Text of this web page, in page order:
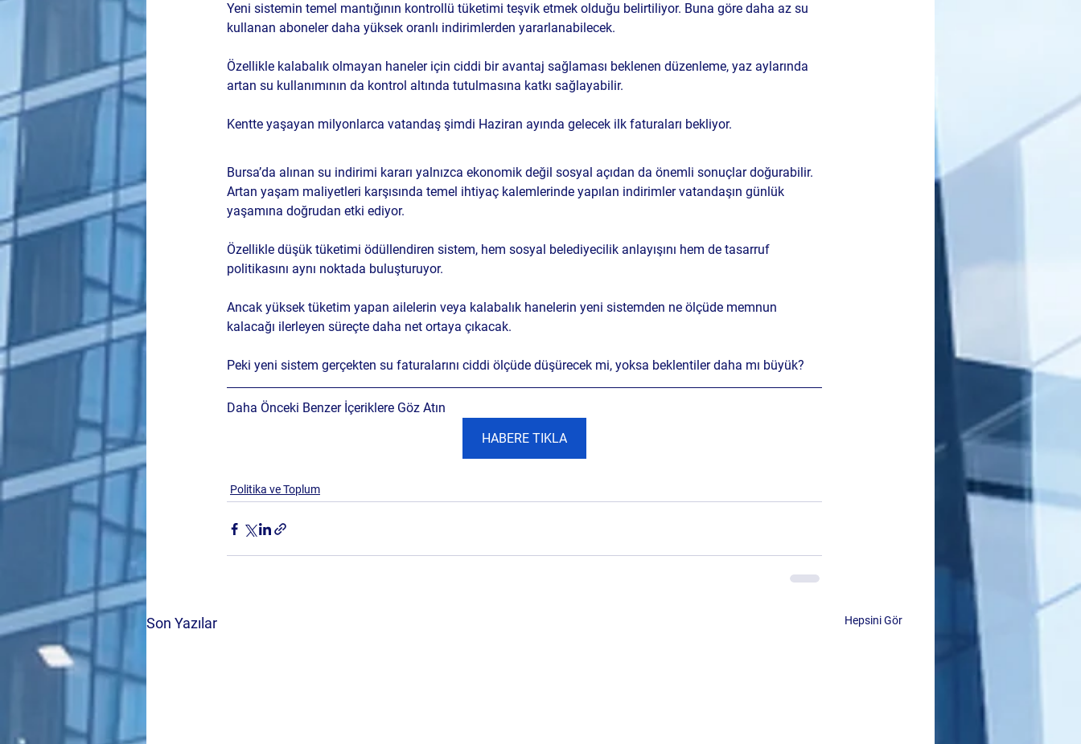
Yeni sistemin temel mantığının kontrollü tüketimi teşvik etmek olduğu belirtiliyor. Buna göre daha az su
kullanan aboneler daha yüksek oranlı indirimlerden yararlanabilecek.
Özellikle kalabalık olmayan haneler için ciddi bir avantaj sağlaması beklenen düzenleme, yaz aylarında
artan su kullanımının da kontrol altında tutulmasına katkı sağlayabilir.
Kentte yaşayan milyonlarca vatandaş şimdi Haziran ayında gelecek ilk faturaları bekliyor.
Bursa’da alınan su indirimi kararı yalnızca ekonomik değil sosyal açıdan da önemli sonuçlar doğurabilir.
Artan yaşam maliyetleri karşısında temel ihtiyaç kalemlerinde yapılan indirimler vatandaşın günlük
yaşamına doğrudan etki ediyor.
Özellikle düşük tüketimi ödüllendiren sistem, hem sosyal belediyecilik anlayışını hem de tasarruf
politikasını aynı noktada buluşturuyor.
Ancak yüksek tüketim yapan ailelerin veya kalabalık hanelerin yeni sistemden ne ölçüde memnun
kalacağı ilerleyen süreçte daha net ortaya çıkacak.
Peki yeni sistem gerçekten su faturalarını ciddi ölçüde düşürecek mi, yoksa beklentiler daha mı büyük?
Daha Önceki Benzer İçeriklere Göz Atın
HABERE TIKLA
Politika ve Toplum
Son Yazılar Hepsini Gör